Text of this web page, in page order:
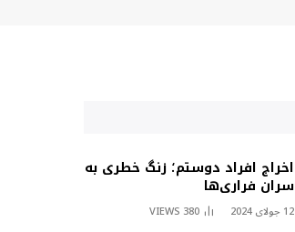
اخراج افراد دوستم؛ زنگ خطری به
سران فراری‌ها
12 جولای 2024 380
VIEWS